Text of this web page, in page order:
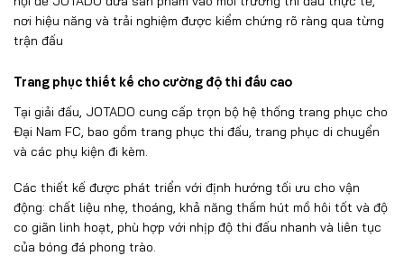
nơi hiệu năng và trải nghiệm được kiểm chứng rõ ràng qua từng
trận đấu
Trang phục thiết kế cho cường độ thi đấu cao
Tại giải đấu, JOTADO cung cấp trọn bộ hệ thống trang phục cho
Đại Nam FC, bao gồm trang phục thi đấu, trang phục di chuyển
và các phụ kiện đi kèm.
Các thiết kế được phát triển với định hướng tối ưu cho vận
động: chất liệu nhẹ, thoáng, khả năng thấm hút mồ hôi tốt và độ
co giãn linh hoạt, phù hợp với nhịp độ thi đấu nhanh và liên tục
của bóng đá phong trào.